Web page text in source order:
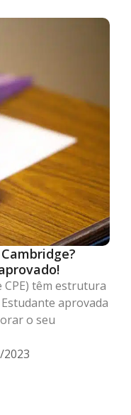
CPE) têm estrutura
aprovada
o seu